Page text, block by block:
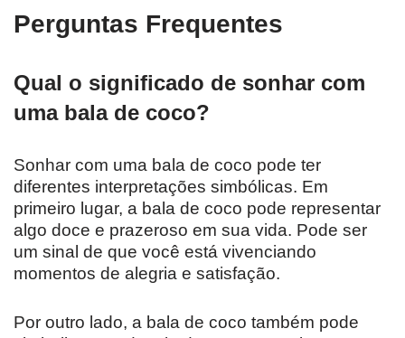
Perguntas Frequentes
Qual o significado de sonhar com
uma bala de coco?
Sonhar com uma bala de coco pode ter
diferentes interpretações simbólicas. Em
primeiro lugar, a bala de coco pode representar
algo doce e prazeroso em sua vida. Pode ser
um sinal de que você está vivenciando
momentos de alegria e satisfação.
Por outro lado, a bala de coco também pode